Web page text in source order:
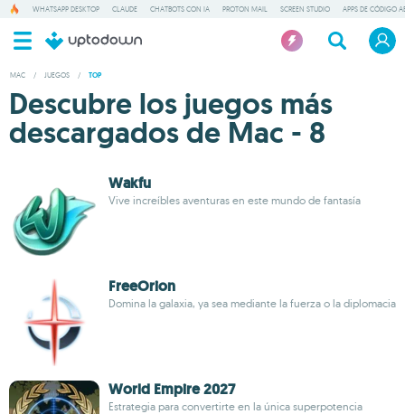
WHATSAPP DESKTOP CLAUDE CHATBOTS CON IA PROTON MAIL SCREEN STUDIO APPS DE CÓDIGO
MAC / JUEGOS / TOP
Descubre los juegos más
descargados de Mac - 8
Wakfu
Vive increíbles aventuras en este mundo de fantasía
FreeOrion
Domina la galaxia, ya sea mediante la fuerza o la diplomacia
World Empire 2027
Estrategia para convertirte en la única superpotencia